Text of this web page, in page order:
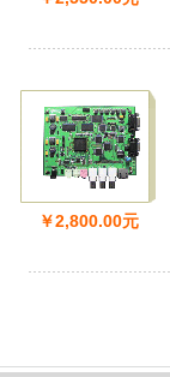
￥2,800.00元